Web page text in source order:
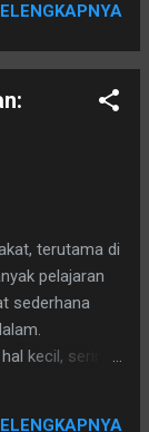
pakde, budhe,
- tanpa
Sekarang
kita
halus
kehidupan
sindiran
permisi
Ada
terutama di
pelajaran
sederhana
kecil, sering